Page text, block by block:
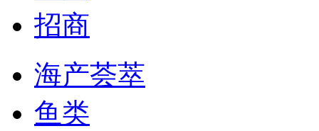
招商
海产荟萃
鱼类